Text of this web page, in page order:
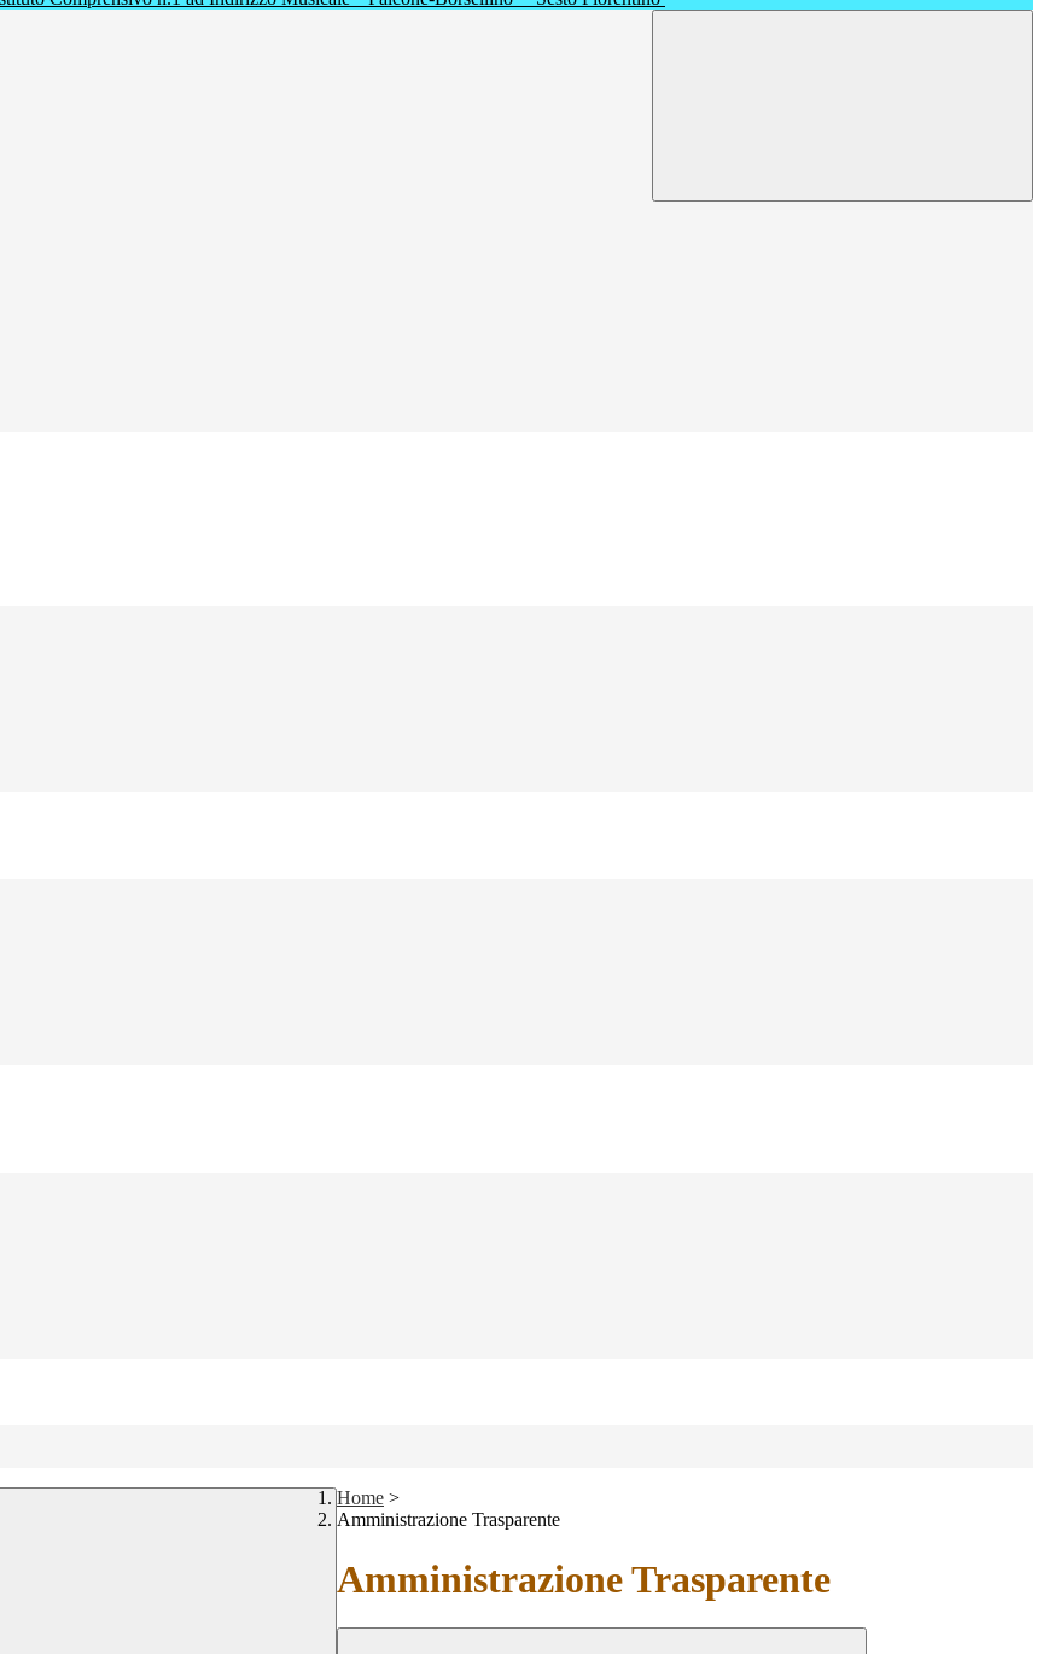
Home >
Amministrazione Trasparente
Amministrazione Trasparente